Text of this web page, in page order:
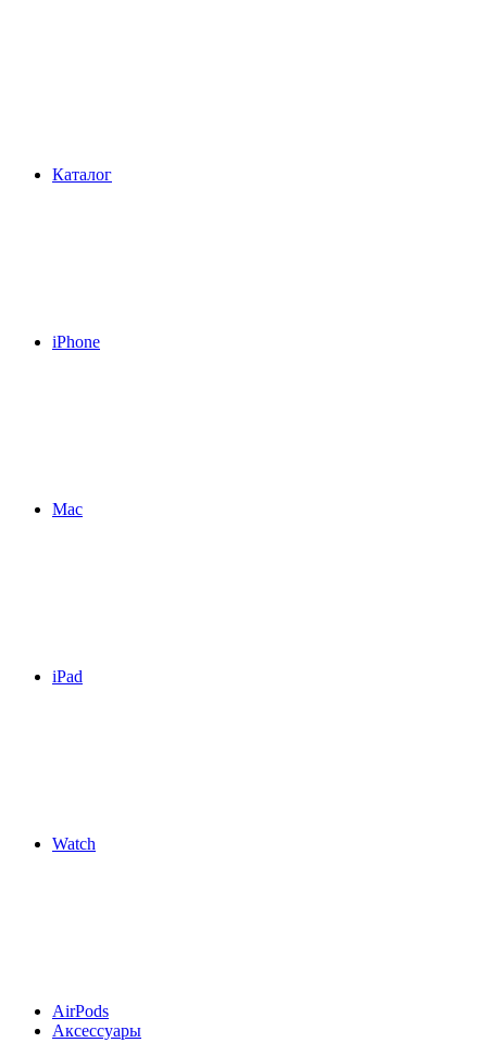
Каталог
iPhone
Mac
iPad
Watch
AirPods
Аксессуары